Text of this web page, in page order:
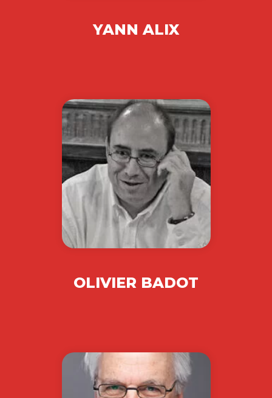
YANN ALIX
OLIVIER BADOT